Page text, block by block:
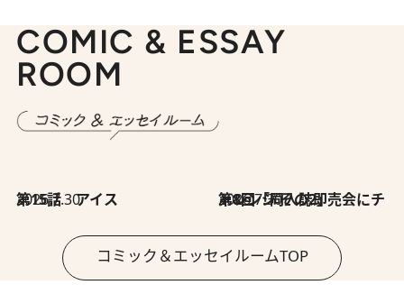
COMIC & ESSAY
ROOM
2026.7.30
第15話 アイス 2026.7.30
第8回「同人誌即売会にチャレンジ その2」
コミック＆エッセイルームTOP